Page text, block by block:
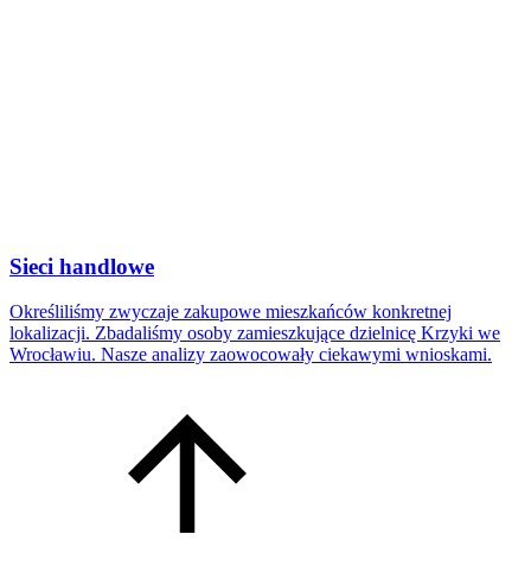
Sieci handlowe
Określiliśmy zwyczaje zakupowe mieszkańców konkretnej
lokalizacji. Zbadaliśmy osoby zamieszkujące dzielnicę Krzyki we
Wrocławiu. Nasze analizy zaowocowały ciekawymi wnioskami.